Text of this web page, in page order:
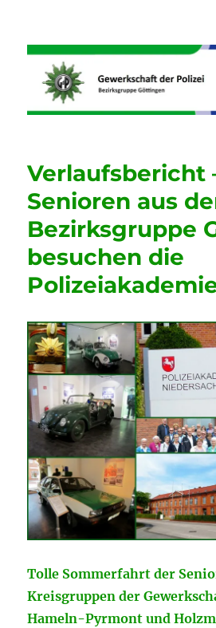
Informationen der
Bezirksgruppe
Verlaufsbericht
Senioren aus
Bezirksgruppe
besuchen die
Tolle Sommerfahrt der
Kreisgruppen der
Hameln-Pyrmont und